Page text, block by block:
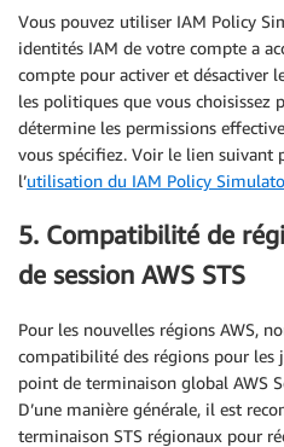
Vous pouvez utiliser IAM Policy
identités IAM de votre compte a
compte pour activer et désactiver
les politiques que vous
détermine les permissions
vous spécifiez. Voir le lien suivant
l’utilisation du IAM Policy
5. Compatibilité de
de session AWS STS
Pour les nouvelles régions AWS,
compatibilité des régions pour les
point de terminaison global AWS
D’une manière générale, il est
terminaison STS régionaux pour